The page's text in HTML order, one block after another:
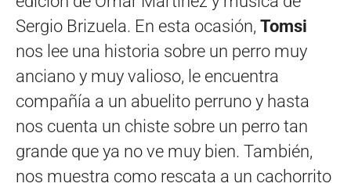
Sergio Brizuela. En esta ocasión, Tomsi
nos lee una historia sobre un perro muy
anciano y muy valioso, le encuentra
compañía a un abuelito perruno y hasta
nos cuenta un chiste sobre un perro tan
grande que ya no ve muy bien. También,
nos muestra como rescata a un cachorrito